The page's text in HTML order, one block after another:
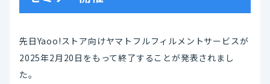
先日Yaoo!ストア向けヤマトフルフィルメントサービスが
2025年2月20日をもって終了することが発表されまし
た。